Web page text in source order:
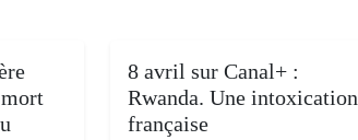
8 avril sur Canal+ :
Rwanda. Une intoxication
française